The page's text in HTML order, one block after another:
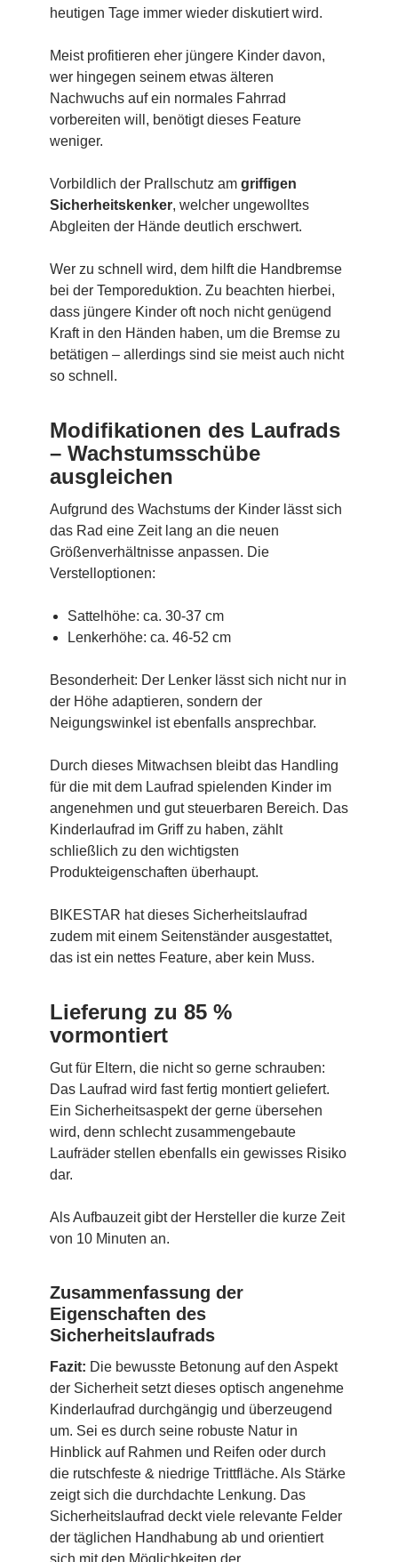
heutigen Tage immer wieder diskutiert wird.
Meist profitieren eher jüngere Kinder davon,
wer hingegen seinem etwas älteren
Nachwuchs auf ein normales Fahrrad
vorbereiten will, benötigt dieses Feature
weniger.
Vorbildlich der Prallschutz am griffigen
Sicherheitskenker, welcher ungewolltes
Abgleiten der Hände deutlich erschwert.
Wer zu schnell wird, dem hilft die Handbremse
bei der Temporeduktion. Zu beachten hierbei,
dass jüngere Kinder oft noch nicht genügend
Kraft in den Händen haben, um die Bremse zu
betätigen – allerdings sind sie meist auch nicht
so schnell.
Modifikationen des Laufrads
– Wachstumsschübe
ausgleichen
Aufgrund des Wachstums der Kinder lässt sich
das Rad eine Zeit lang an die neuen
Größenverhältnisse anpassen. Die
Verstelloptionen:
Sattelhöhe: ca. 30-37 cm
Lenkerhöhe: ca. 46-52 cm
Besonderheit: Der Lenker lässt sich nicht nur in
der Höhe adaptieren, sondern der
Neigungswinkel ist ebenfalls ansprechbar.
Durch dieses Mitwachsen bleibt das Handling
für die mit dem Laufrad spielenden Kinder im
angenehmen und gut steuerbaren Bereich. Das
Kinderlaufrad im Griff zu haben, zählt
schließlich zu den wichtigsten
Produkteigenschaften überhaupt.
BIKESTAR hat dieses Sicherheitslaufrad
zudem mit einem Seitenständer ausgestattet,
das ist ein nettes Feature, aber kein Muss.
Lieferung zu 85 %
vormontiert
Gut für Eltern, die nicht so gerne schrauben:
Das Laufrad wird fast fertig montiert geliefert.
Ein Sicherheitsaspekt der gerne übersehen
wird, denn schlecht zusammengebaute
Laufräder stellen ebenfalls ein gewisses Risiko
dar.
Als Aufbauzeit gibt der Hersteller die kurze Zeit
von 10 Minuten an.
Zusammenfassung der
Eigenschaften des
Sicherheitslaufrads
Fazit: Die bewusste Betonung auf den Aspekt
der Sicherheit setzt dieses optisch angenehme
Kinderlaufrad durchgängig und überzeugend
um. Sei es durch seine robuste Natur in
Hinblick auf Rahmen und Reifen oder durch
die rutschfeste & niedrige Trittfläche. Als Stärke
zeigt sich die durchdachte Lenkung. Das
Sicherheitslaufrad deckt viele relevante Felder
der täglichen Handhabung ab und orientiert
sich mit den Möglichkeiten der